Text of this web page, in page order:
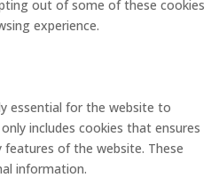
out of some of these cookies
experience.
essential for the website to
includes cookies that ensures
of the website. These
information.